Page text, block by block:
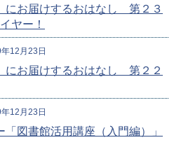
にお届けするおはなし 第２３
ヤー！
12月23日
にお届けするおはなし 第２２
12月23日
図書館活用講座（入門編）」